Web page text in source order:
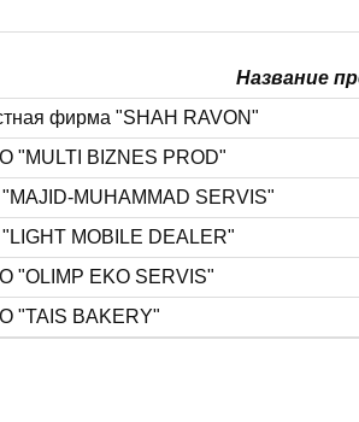
Название
фирма "SHAH RAVON"
"MULTI BIZNES PROD"
MUHAMMAD SERVIS"
MOBILE DEALER"
"OLIMP EKO SERVIS"
"TAIS BAKERY"